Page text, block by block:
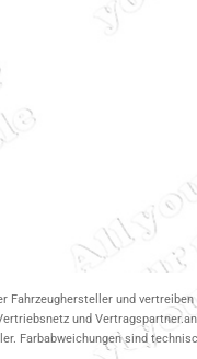
und
und
Farbabweichungen sind